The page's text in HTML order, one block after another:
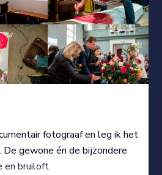
fotograaf en leg ik het
gewone én de bijzondere
en bruiloft.